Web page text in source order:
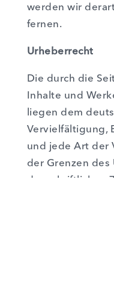
wer­den wir
fer­nen.
Urhe­ber­recht
Die durch die
Inhal­te und
lie­gen dem
Ver­viel­fäl­ti­gung,
und jede Art der
der Gren­zen
der schrift­li­chen